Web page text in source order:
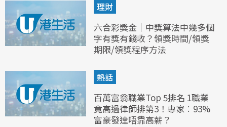
理財
六合彩獎金｜中獎算法中幾多個
字有獎有錢收？領獎時間/領獎
期限/領獎程序方法
熱話
百萬富翁職業Top 5排名 1職業
竟高過律師排第3！專家︰93%
富豪發達唔靠高薪？